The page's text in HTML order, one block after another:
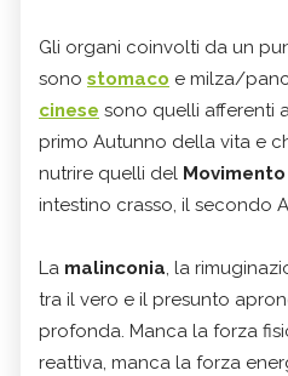
Gli organi coinvolti da un
sono stomaco e milza/
cinese sono quelli afferenti
primo Autunno della vita e
nutrire quelli del
intestino crasso, il secondo
La malinconia, la
tra il vero e il presunto
profonda. Manca la forza
reattiva, manca la forza